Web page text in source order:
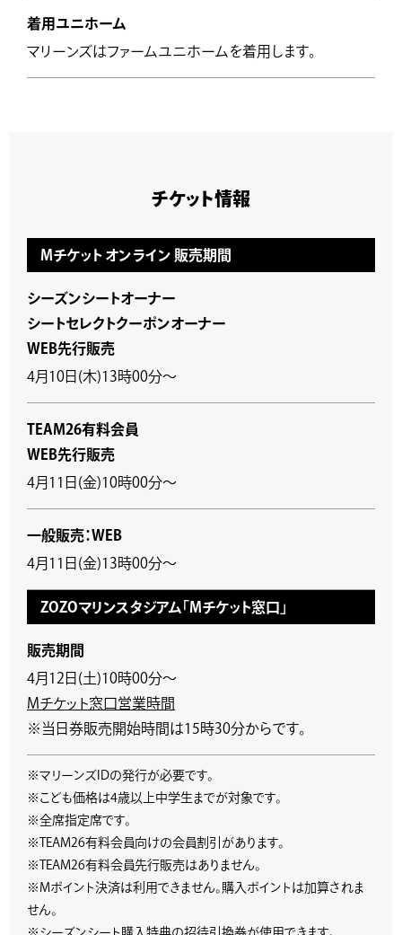
着用ユニホーム
マリーンズはファームユニホームを着用します。
チケット情報
Mチケット オンライン 販売期間
シーズンシートオーナー
シートセレクトクーポンオーナー
WEB先行販売
4月10日(木)13時00分～
TEAM26有料会員
WEB先行販売
4月11日(金)10時00分～
一般販売：WEB
4月11日(金)13時00分～
ZOZOマリンスタジアム「Mチケット窓口」
販売期間
4月12日(土)10時00分～
Mチケット窓口営業時間
※当日券販売開始時間は15時30分からです。
※マリーンズIDの発行が必要です。
※こども価格は4歳以上中学生までが対象です。
※全席指定席です。
※TEAM26有料会員向けの会員割引があります。
※TEAM26有料会員先行販売はありません。
※Mポイント決済は利用できません。購入ポイントは加算されま
せん。
※シーズンシート購入特典の招待引換券が使用できます。